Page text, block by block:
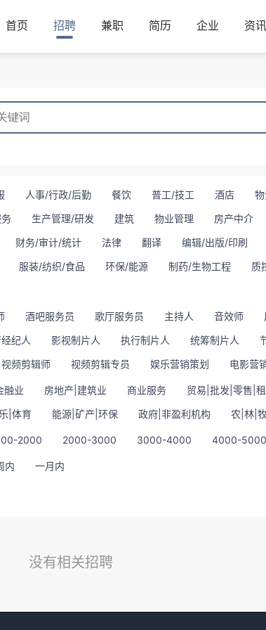
首页 招聘 兼职 简历 企业 资讯
人事/行政/后勤 餐饮 普工/技工 酒店
生产管理/研发 建筑 物业管理 房产中介
财务/审计/统计 法律 翻译 编辑/出版/印刷
服装/纺织/食品 环保/能源 制药/生物工程 质
酒吧服务员 歌厅服务员 主持人 音效师
纪人 影视制片人 执行制片人 统筹制片人
视频剪辑师 视频剪辑专员 娱乐营销策划 电影营
融业 房地产|建筑业 商业服务 贸易|批发|零售|
|体育 能源|矿产|环保 政府|非盈利机构 农|林|
2000 2000-3000 3000-4000 4000-5000
内 一月内
没有相关招聘